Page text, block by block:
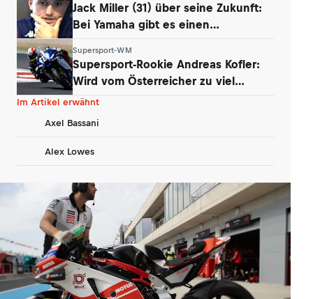
Jack Miller (31) über seine Zukunft:
Bei Yamaha gibt es einen
Supersport-WM
Supersport-Rookie Andreas Kofler:
Wird vom Österreicher zu viel
erwartet?
Im Artikel erwähnt
Axel Bassani
Alex Lowes